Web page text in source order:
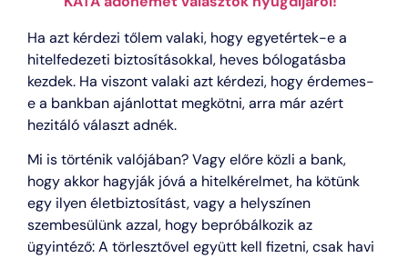
Ha azt kérdezi tőlem valaki, hogy egyetértek-e a
hitelfedezeti biztosításokkal, heves bólogatásba
kezdek. Ha viszont valaki azt kérdezi, hogy érdemes-
e a bankban ajánlottat megkötni, arra már azért
hezitáló választ adnék.
Mi is történik valójában? Vagy előre közli a bank,
hogy akkor hagyják jóvá a hitelkérelmet, ha kötünk
egy ilyen életbiztosítást, vagy a helyszínen
szembesülünk azzal, hogy bepróbálkozik az
ügyintéző: A törlesztővel együtt kell fizetni, csak havi